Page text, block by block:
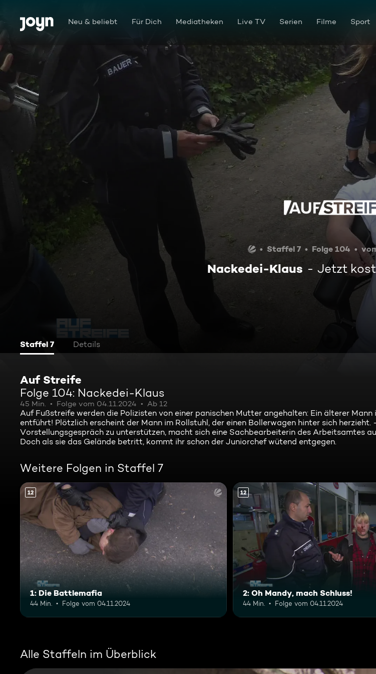
Zum Inhalt springen
Barrierefrei Neu & beliebt Für Dich Mediatheken Live TV Serien Filme Sport
Staffel 7 Folge 104
Nackedei-Klaus Jetzt
Staffel 7 Details
Auf Streife
Folge 104: Nackedei-Klaus
45 Min. Folge vom 04.11.2024 Ab 12
Auf Fußstreife werden die Polizisten von einer panischen Mutter angehalten: Ein älterer
entführt! Plötzlich erscheint der Mann im Rollstuhl, der einen Bollerwagen hinter sich herzieht.
Vorstellungsgespräch zu unterstützen, macht sich eine Sachbearbeiterin des Arbeitsamtes
Doch als sie das Gelände betritt, kommt ihr schon der Juniorchef wütend entgegen.
Weitere Folgen in Staffel 7
12
1: Die Battlemafia
44 Min. Folge vom 04.11.2024
12
2: Oh Mandy, mach Schluss!
44 Min. Folge vom 04.11.2024
Alle Staffeln im Überblick